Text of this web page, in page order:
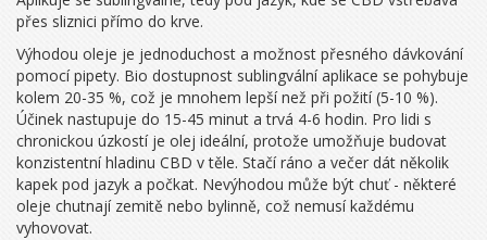
přes sliznici přímo do krve.
Výhodou oleje je jednoduchost a možnost přesného dávkování
pomocí pipety. Bio dostupnost sublingvální aplikace se pohybuje
kolem 20-35 %, což je mnohem lepší než při požití (5-10 %).
Účinek nastupuje do 15-45 minut a trvá 4-6 hodin. Pro lidi s
chronickou úzkostí je olej ideální, protože umožňuje budovat
konzistentní hladinu CBD v těle. Stačí ráno a večer dát několik
kapek pod jazyk a počkat. Nevýhodou může být chuť - některé
oleje chutnají zemitě nebo bylinně, což nemusí každému
vyhovovat.